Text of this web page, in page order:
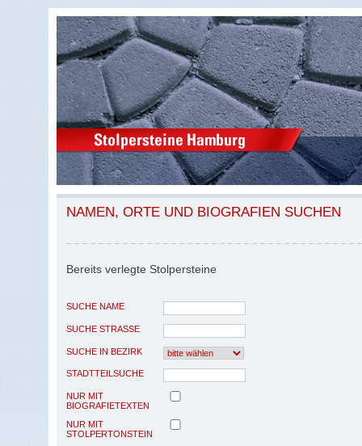
NAMEN, ORTE UND BIOGRAFIEN SUCHEN
Bereits verlegte Stolpersteine
SUCHE NAME
SUCHE STRASSE
SUCHE IN BEZIRK
STADTTEILSUCHE
NUR MIT
BIOGRAFIETEXTEN
NUR MIT
STOLPERTONSTEIN